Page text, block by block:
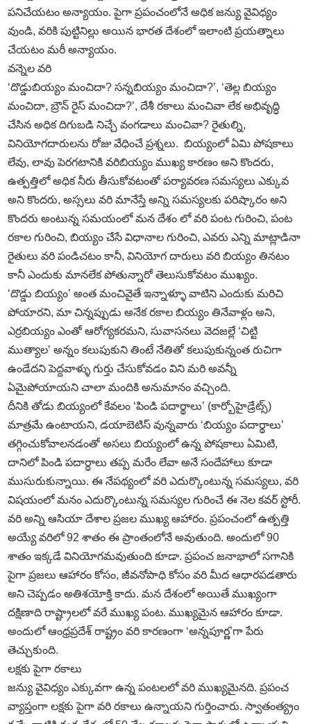
పనిచేయటం అన్యాయం. పైగా ప్రపంచంలోనే అధిక జన్యు వైవిధ్యం
వుండి, వరికి పుట్టినిల్లు అయిన భారత దేశంలో ఇలాంటి ప్రయత్నాలు
చేయటం మరీ అన్యాయం.
వన్నెల వరి
‘దొడ్డుబియ్యం మంచిదా? సన్నబియ్యం మంచిదా?’, ‘తెల్ల బియ్యం
మంచిదా, బ్రౌన్‌ రైస్‌ మంచిదా?’, దేశీ రకాలు మంచివా లేక అభివృద్ధి
చేసిన అధిక దిగుబడి నిచ్చే వంగడాలు మంచివా? రైతుల్ని,
వినియోగదారులను రోజు వేధించే ప్రశ్నలు. బియ్యంలో ఏమి పోషకాలు
లేవు, లావు పెరగటానికి వరిబియ్యం ముఖ్య కారణం అని కొందరు,
ఉత్పత్తిలో అధిక నీరు తీసుకోవటంతో పర్యావరణ సమస్యలు ఎక్కువ
అని కొందరు, అస్సలు వరి మానేస్తే అన్ని సమస్యలకు పరిష్కారం అని
కొందరు అంటున్న సమయంలో మన దేశం లో వరి పంట గురించి, పంట
రకాల గురించి, బియ్యం చేసే విధానాల గురించి, ఎవరు ఎన్ని మాట్లాడినా
రైతులు వరి పండిచటం కానీ, వినియోగ దారులు వరి బియ్యం తినటం
కానీ ఎందుకు మానలేక పోతున్నారో తెలుసుకోవటం ముఖ్యం.
‘దొడ్డు బియ్యం’ అంత మంచివైతే ఇన్నాళ్ళూ వాటిని ఎందుకు మరిచి
పోయారని, మా చిన్నప్పుడు అనేక రకాల బియ్యం తినేవాళ్లం అని,
ఎర్రబియ్యం ఎంతో ఆరోగ్యకరమని, సువాసనలు వెదజల్లే ‘చిట్టి
ముత్యాల’ అన్నం కలుపుకుని తింటే నేతితో కలుపుకున్నంత రుచిగా
ఉండేదని పెద్దవాళ్ళు గుర్తు చేసుకోవడం విని మరి అవన్నీ
ఏమైపోయాయని చాలా మందికి అనుమానం వచ్చింది.
దీనికి తోడు బియ్యంలో కేవలం ‘పిండి పదార్థాలు’ (కార్బోహైడ్రేట్స్‌)
మాత్రమే ఉంటాయని, డయాబెటిస్‌ వున్నవారు ‘బియ్యం పదార్థాలు’
తగ్గించుకోవాలనడంతో అసలు బియ్యంలో ఉన్న పోషకాలు ఏమిటి,
దానిలో పిండి పదార్ధాలు తప్ప మరేం లేవా అనే సందేహాలు కూడా
ముసురుకున్నాయి. ఈ నేపథ్యంలో వరి ఎదుర్కొంటున్న సమస్యలు, వరి
విషయంలో మనం ఎదుర్కొంటున్న సమస్యల గురించే ఈ నెల కవర్‌ స్టోరీ.
వరి అన్ని ఆసియా దేశాల ప్రజల ముఖ్య ఆహారం. ప్రపంచంలో ఉత్పత్తి
అయ్యే వరిలో 92 శాతం ఈ ప్రాంతంలోనే అవుతుంది. అందులో 90
శాతం ఇక్కడే వినియోగమవుతుంది కూడా. ప్రపంచ జనాభాలో సగానికి
పైగా ప్రజలు ఆహారం కోసం, జీవనోపాధి కోసం వరి మీద ఆధారపడతారు
అని చెప్పడం అతిశయోక్తి కాదు. మన దేశంలో అయితే ముఖ్యంగా
దక్షిణాది రాష్ట్రాలలో వరే ముఖ్య పంట. ముఖ్యమైన ఆహారం కూడా.
అందులో ఆంధ్రప్రదేశ్‌ రాష్ట్రం వరి కారణంగా ‘అన్నపూర్ణ’గా పేరు
తెచ్చుకుంది.
లక్షకు పైగా రకాలు
జన్యు వైవిధ్యం ఎక్కువగా ఉన్న పంటలలో వరి ముఖ్యమైనది. ప్రపంచ
వ్యాప్తంగా లక్షకు పైగా వరి రకాలు ఉన్నాయని గుర్తించారు. స్వాతంత్య్రం